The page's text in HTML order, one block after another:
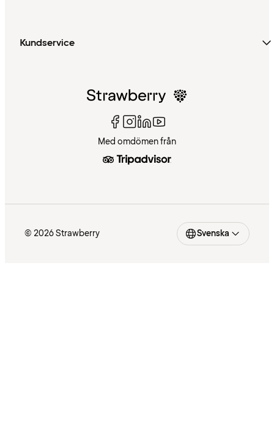
Kundservice
Med omdömen från
© 2026 Strawberry Svenska